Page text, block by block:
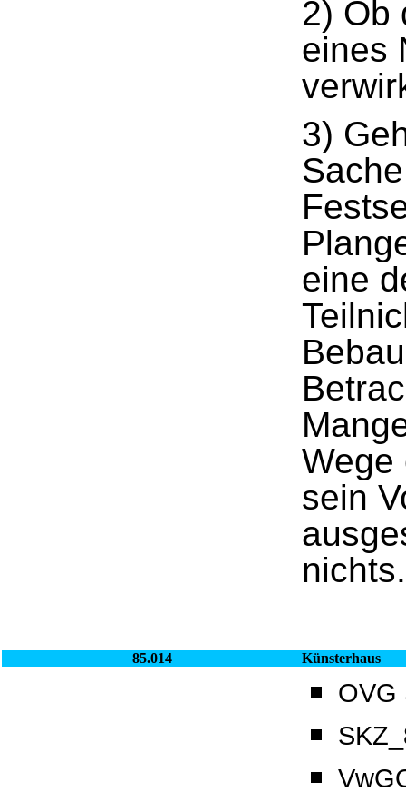
2) Ob
eines
3)
eine
Wege
sein
nichts.
85.014 Künsterhaus
OVG